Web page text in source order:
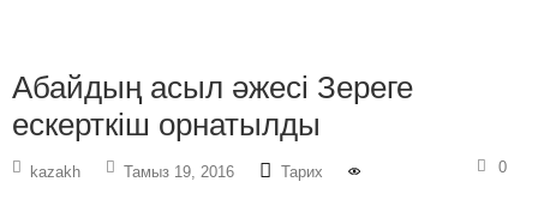
Абайдың асыл әжесі Зереге
ескерткіш орнатылды
kazakh Тамыз 19, 2016 Тарих 0